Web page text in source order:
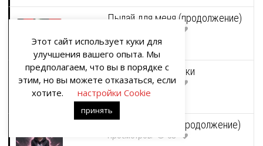
Пылай для меня (продолжение)
Дорогие подписчики
Просмотров: 68
Черные сестры (продолжение)
Просмотров: 68
Этот сайт использует куки для
улучшения вашего опыта. Мы
предполагаем, что вы в порядке с
этим, но вы можете отказаться, если
хотите.
настройки Cookie
принять